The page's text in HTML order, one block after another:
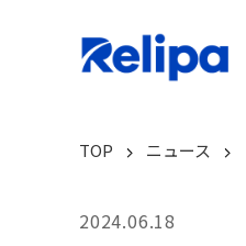
TOP ニュース
2024.06.18